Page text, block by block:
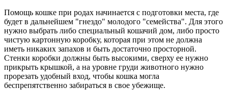
Помощь кошке при родах начинается с подготовки места, где
будет в дальнейшем "гнездо" молодого "семейства". Для этого
нужно выбрать либо специальный кошачий дом, либо просто
чистую картонную коробку, которая при этом не должна
иметь никаких запахов и быть достаточно просторной.
Стенки коробки должны быть высокими, сверху ее нужно
прикрыть крышкой, а на уровне груди животного нужно
прорезать удобный вход, чтобы кошка могла
беспрепятственно забираться в свое убежище.